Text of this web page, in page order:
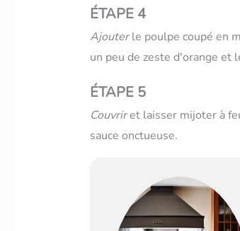
ÉTAPE 4
Ajouterle poulpe coupé en
un peu de zeste d'orange et
ÉTAPE 5
Couvriret laisser mijoter à
sauce onctueuse.